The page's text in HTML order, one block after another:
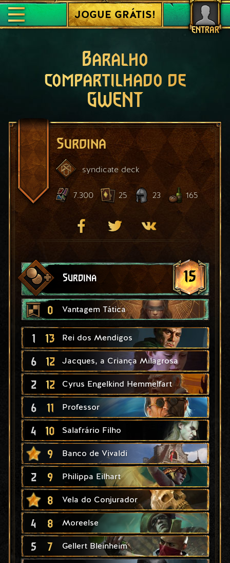
ENTRAR
JOGUE GRÁTIS!
Baralho
compartilhado de
GWENT
Surdina
syndicate deck
7.300 25 23 165
Surdina 15
0 Vantagem Tática
1 13 Rei dos Mendigos
6 12 Jacques, a Criança Milagrosa
2 12 Cyrus Engelkind Hemmelfart
6 11 Professor
4 10 Salafrário Filho
9 Banco de Vivaldi
2 9 Philippa Eilhart
8 Vela do Conjurador
4 8 Moreelse
5 7 Gellert Bleinheim